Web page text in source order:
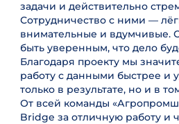
задачи и действительно
Сотрудничество с ними —
внимательные и вдумчивые.
быть уверенным, что дело
Благодаря проекту мы
работу с данными быстрее и
только в результате, но и в
От всей команды
Bridge за отличную работу и